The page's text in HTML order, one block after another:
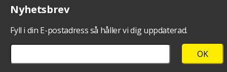
Nyhetsbrev
Fyll i din E-postadress så håller vi dig uppdaterad.